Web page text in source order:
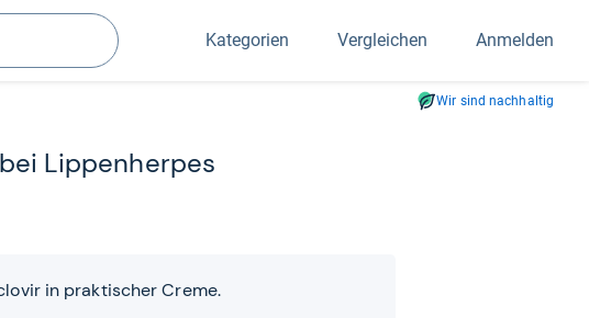
Suchen
Kategorien Vergleichen Anmelden
Wir sind nachhaltig
Lip­pen­her­pes
in praktischer Creme.